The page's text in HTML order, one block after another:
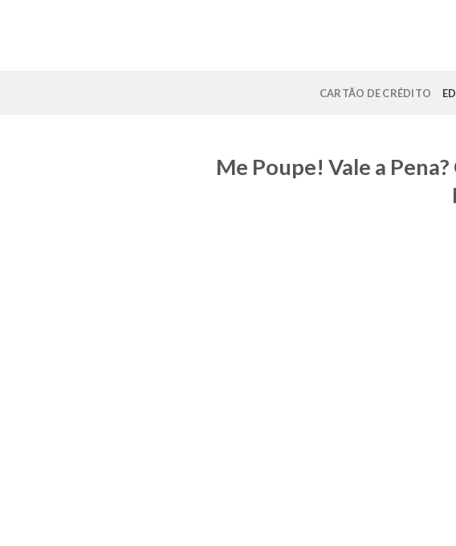
CARTÃO DE CRÉDITO
Me Poupe! Vale a